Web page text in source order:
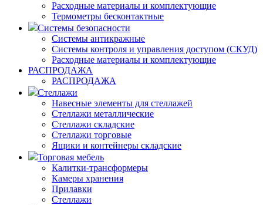
Расходные материалы и комплектующие
Термометры бесконтактные
Системы безопасности
Системы антикражные
Системы контроля и управления доступом (СКУД)
Расходные материалы и комплектующие
РАСПРОДАЖА
РАСПРОДАЖА
Стеллажи
Навесные элементы для стеллажей
Стеллажи металлические
Стеллажи складские
Стеллажи торговые
Ящики и контейнеры складские
Торговая мебель
Калитки-трансформеры
Камеры хранения
Прилавки
Стеллажи